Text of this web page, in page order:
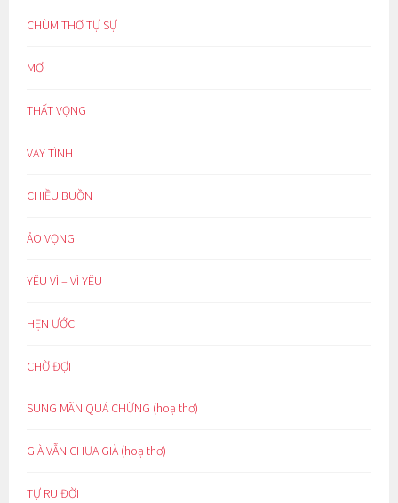
CHÙM THƠ TỰ SỰ
MƠ
THẤT VỌNG
VAY TÌNH
CHIỀU BUỒN
ẢO VỌNG
YÊU VÌ – VÌ YÊU
HẸN ƯỚC
CHỜ ĐỢI
SUNG MÃN QUÁ CHỪNG (hoạ thơ)
GIÀ VẪN CHƯA GIÀ (hoạ thơ)
TỰ RU ĐỜI